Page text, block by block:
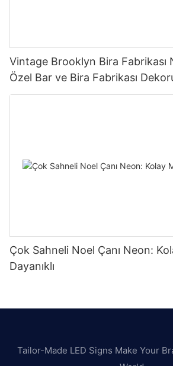
Vintage Brooklyn Bira Fabrikası
Özel Bar ve Bira Fabrikası
Çok Sahneli Noel Çanı Neon:
Dayanıklı
Tailor-Made LED Signs Make Your